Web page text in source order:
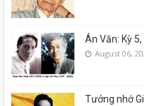
Án Văn: Kỳ 5,
August 06,
Tưởng nhớ